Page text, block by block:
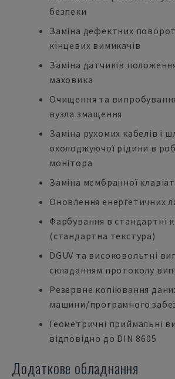
безпеки
Заміна дефектних
кінцевих вимикачів
Заміна датчиків
маховика
Очищення та
вузла змащення
Заміна рухомих кабелів і
охолоджуючої рідини в
монітора
Заміна мембранної
Оновлення енергетичних
Фарбування в стандартні
(стандартна текстура)
DGUV та високовольтні
складанням протоколу
Резервне копіювання
машини/програмного
Геометричні приймальні
відповідно до DIN 8605
Додаткове обладнання